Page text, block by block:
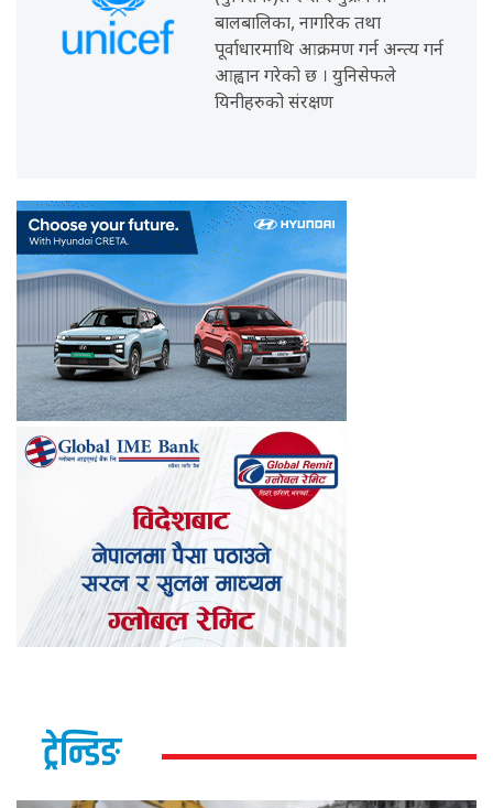
बालबालिका, नागरिक तथा
पूर्वाधारमाथि आक्रमण गर्न अन्त्य गर्न
आह्वान गरेको छ । युनिसेफले
यिनीहरुको संरक्षण
ट्रेन्डिङ